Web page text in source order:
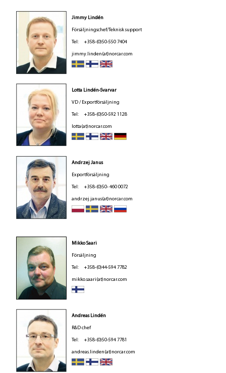
Jimmy Lindén
Försäljningschef/Teknisk support
Tel: +358-(0)50-550 7404
jimmy.linden(at)norcar.com
Lotta Lindén-Svarvar
VD / Exportförsäljning
Tel: +358-(0)50-592 1128
lotta(at)norcar.com
Andrzej Janus
Exportförsäljning
Tel: +358-(0)50- 460 0072
andrzej.janus(at)norcar.com
Mikko Saari
Försäljning
Tel: +358-(0)44-594 7782
mikko.saari(at)norcar.com
Andreas Lindén
R&D chef
Tel: +358-(0)50-594 7781
andreas.linden(at)norcar.com